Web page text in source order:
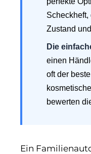
Zustand
Die
einen
oft der
bewerten
Ein